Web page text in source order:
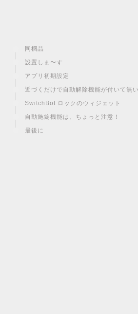
同梱品
設置しま〜す
アプリ初期設定
近づくだけで自動解除機能が付いて無い
SwitchBot ロックのウィジェット
自動施錠機能は、ちょっと注意！
最後に